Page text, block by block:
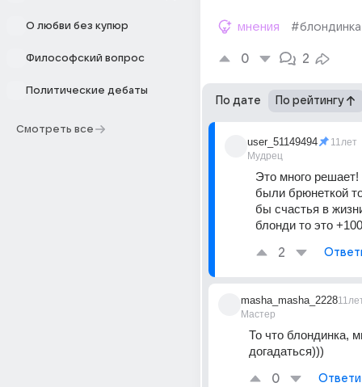
О любви без купюр
Философский вопрос
Политические дебаты
Смотреть все
мнения #блондинка
0 2
По дате По рейтингу
user_51149494
Мудрец
11лет
Это много
были брюнеткой
бы счастья в
блонди то это
2
masha_masha_2228
Мастер
То что блондинка,
догадаться)))
0